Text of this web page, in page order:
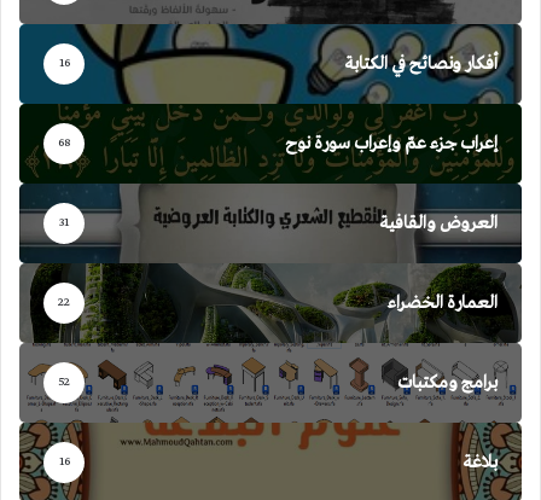
أفكار ونصائح في الكتابة 16
إعراب جزء عمّ وإعراب سورة نوح 68
العروض والقافية 31
العمارة الخضراء 22
برامج ومكتبات 52
بلاغة 16